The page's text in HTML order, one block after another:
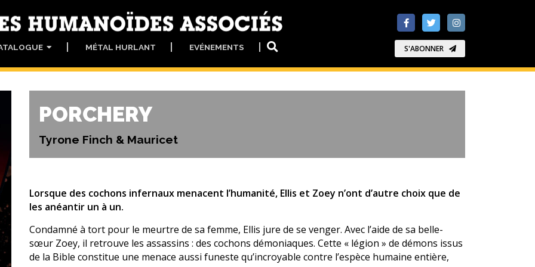
S'ABONNER
MÉTAL HURLANT EVÉNEMENTS
PORCHERY
Tyrone Finch & Mauricet
Lorsque des cochons infernaux menacent l’humanité, Ellis et Zoey n’ont d’autre choix que de
les anéantir un à un.
Condamné à tort pour le meurtre de sa femme, Ellis jure de se venger. Avec l’aide de sa belle-
sœur Zoey, il retrouve les assassins : des cochons démoniaques. Cette « légion » de démons issus
de la Bible constitue une menace aussi funeste qu’incroyable contre l’espèce humaine entière,